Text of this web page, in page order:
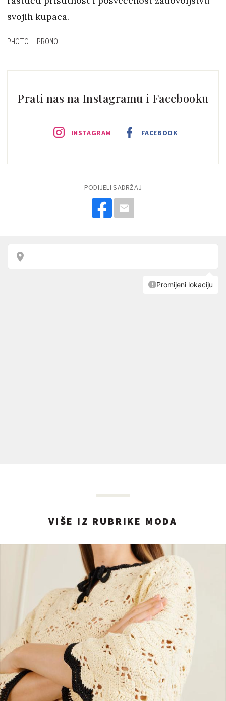
svojih kupaca.
PHOTO: PROMO
Prati nas na Instagramu i Facebooku
INSTAGRAM FACEBOOK
PODIJELI SADRŽAJ
VIŠE IZ RUBRIKE MODA